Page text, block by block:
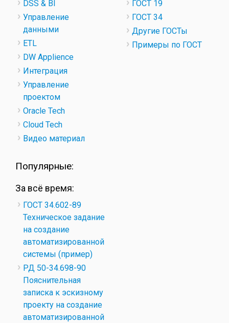
DSS & BI
Управление
данными
ETL
DW Applience
Интеграция
Управление
проектом
Oracle Tech
Cloud Tech
Видео материал
Популярные:
За всё время:
ГОСТ 34.602-89
Техническое задание
на создание
автоматизированной
системы (пример)
РД 50-34.698-90
Пояснительная
записка к эскизному
проекту на создание
автоматизированной
ГОСТ 19
ГОСТ 34
Другие ГОСТы
Примеры по ГОСТ